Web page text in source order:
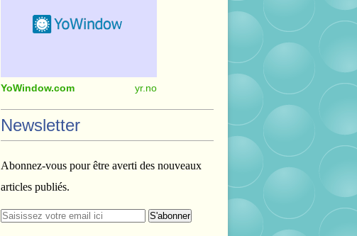
YoWindow.com yr.no
Newsletter
Abonnez-vous pour être averti des nouveaux
articles publiés.